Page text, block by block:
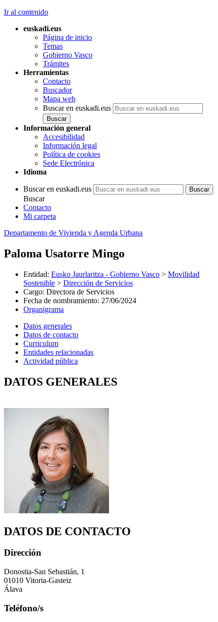
Ir al contenido
euskadi.eus
Página de inicio
Temas
Gobierno Vasco
Trámites
Herramientas
Contacto
Buscador
Mapa web
Buscar en euskadi.eus
Información general
Accesibilidad
Información legal
Política de cookies
Sede Electrónica
Idioma
Buscar en euskadi.eus
Buscar
Contacto
Mi carpeta
Departamento de Vivienda y Agenda Urbana
Paloma Usatorre Mingo
Entidad: Eusko Jaurlaritza - Gobierno Vasco > Movilidad
Sostenible > Dirección de Servicios
Cargo: Directora de Servicios
Fecha de nombramiento: 27/06/2024
Organigrama
Datos generales
Datos de contacto
Curriculum
Entidades relacionadas
Actividad pública
DATOS GENERALES
DATOS DE CONTACTO
Dirección
Donostia-San Sebastián, 1
01010 Vitoria-Gasteiz
Álava
Teléfono/s